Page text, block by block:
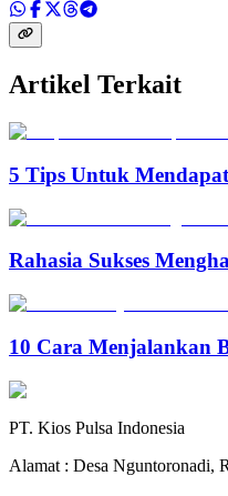
Artikel Terkait
5 Tips Untuk
Rahasia Sukses
10 Cara Menjalankan
PT. Kios Pulsa Indonesia
Alamat : Desa Nguntoronadi,